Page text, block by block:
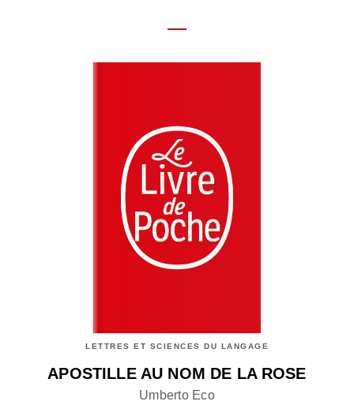
LETTRES ET SCIENCES DU LANGAGE
APOSTILLE AU NOM DE LA ROSE
Umberto Eco